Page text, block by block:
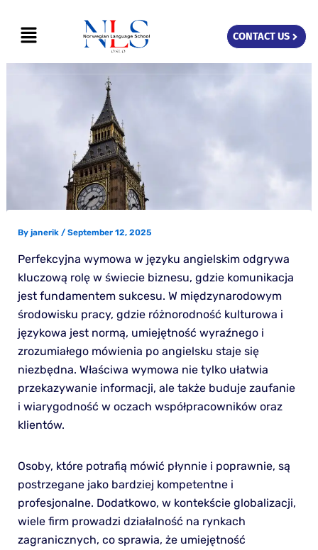
content
Menu CONTACT US
By janerik / September 12, 2025
Perfekcyjna wymowa w języku angielskim odgrywa
kluczową rolę w świecie biznesu, gdzie komunikacja
jest fundamentem sukcesu. W międzynarodowym
środowisku pracy, gdzie różnorodność kulturowa i
językowa jest normą, umiejętność wyraźnego i
zrozumiałego mówienia po angielsku staje się
niezbędna. Właściwa wymowa nie tylko ułatwia
przekazywanie informacji, ale także buduje zaufanie
i wiarygodność w oczach współpracowników oraz
klientów.
Osoby, które potrafią mówić płynnie i poprawnie, są
postrzegane jako bardziej kompetentne i
profesjonalne. Dodatkowo, w kontekście globalizacji,
wiele firm prowadzi działalność na rynkach
zagranicznych, co sprawia, że umiejętność